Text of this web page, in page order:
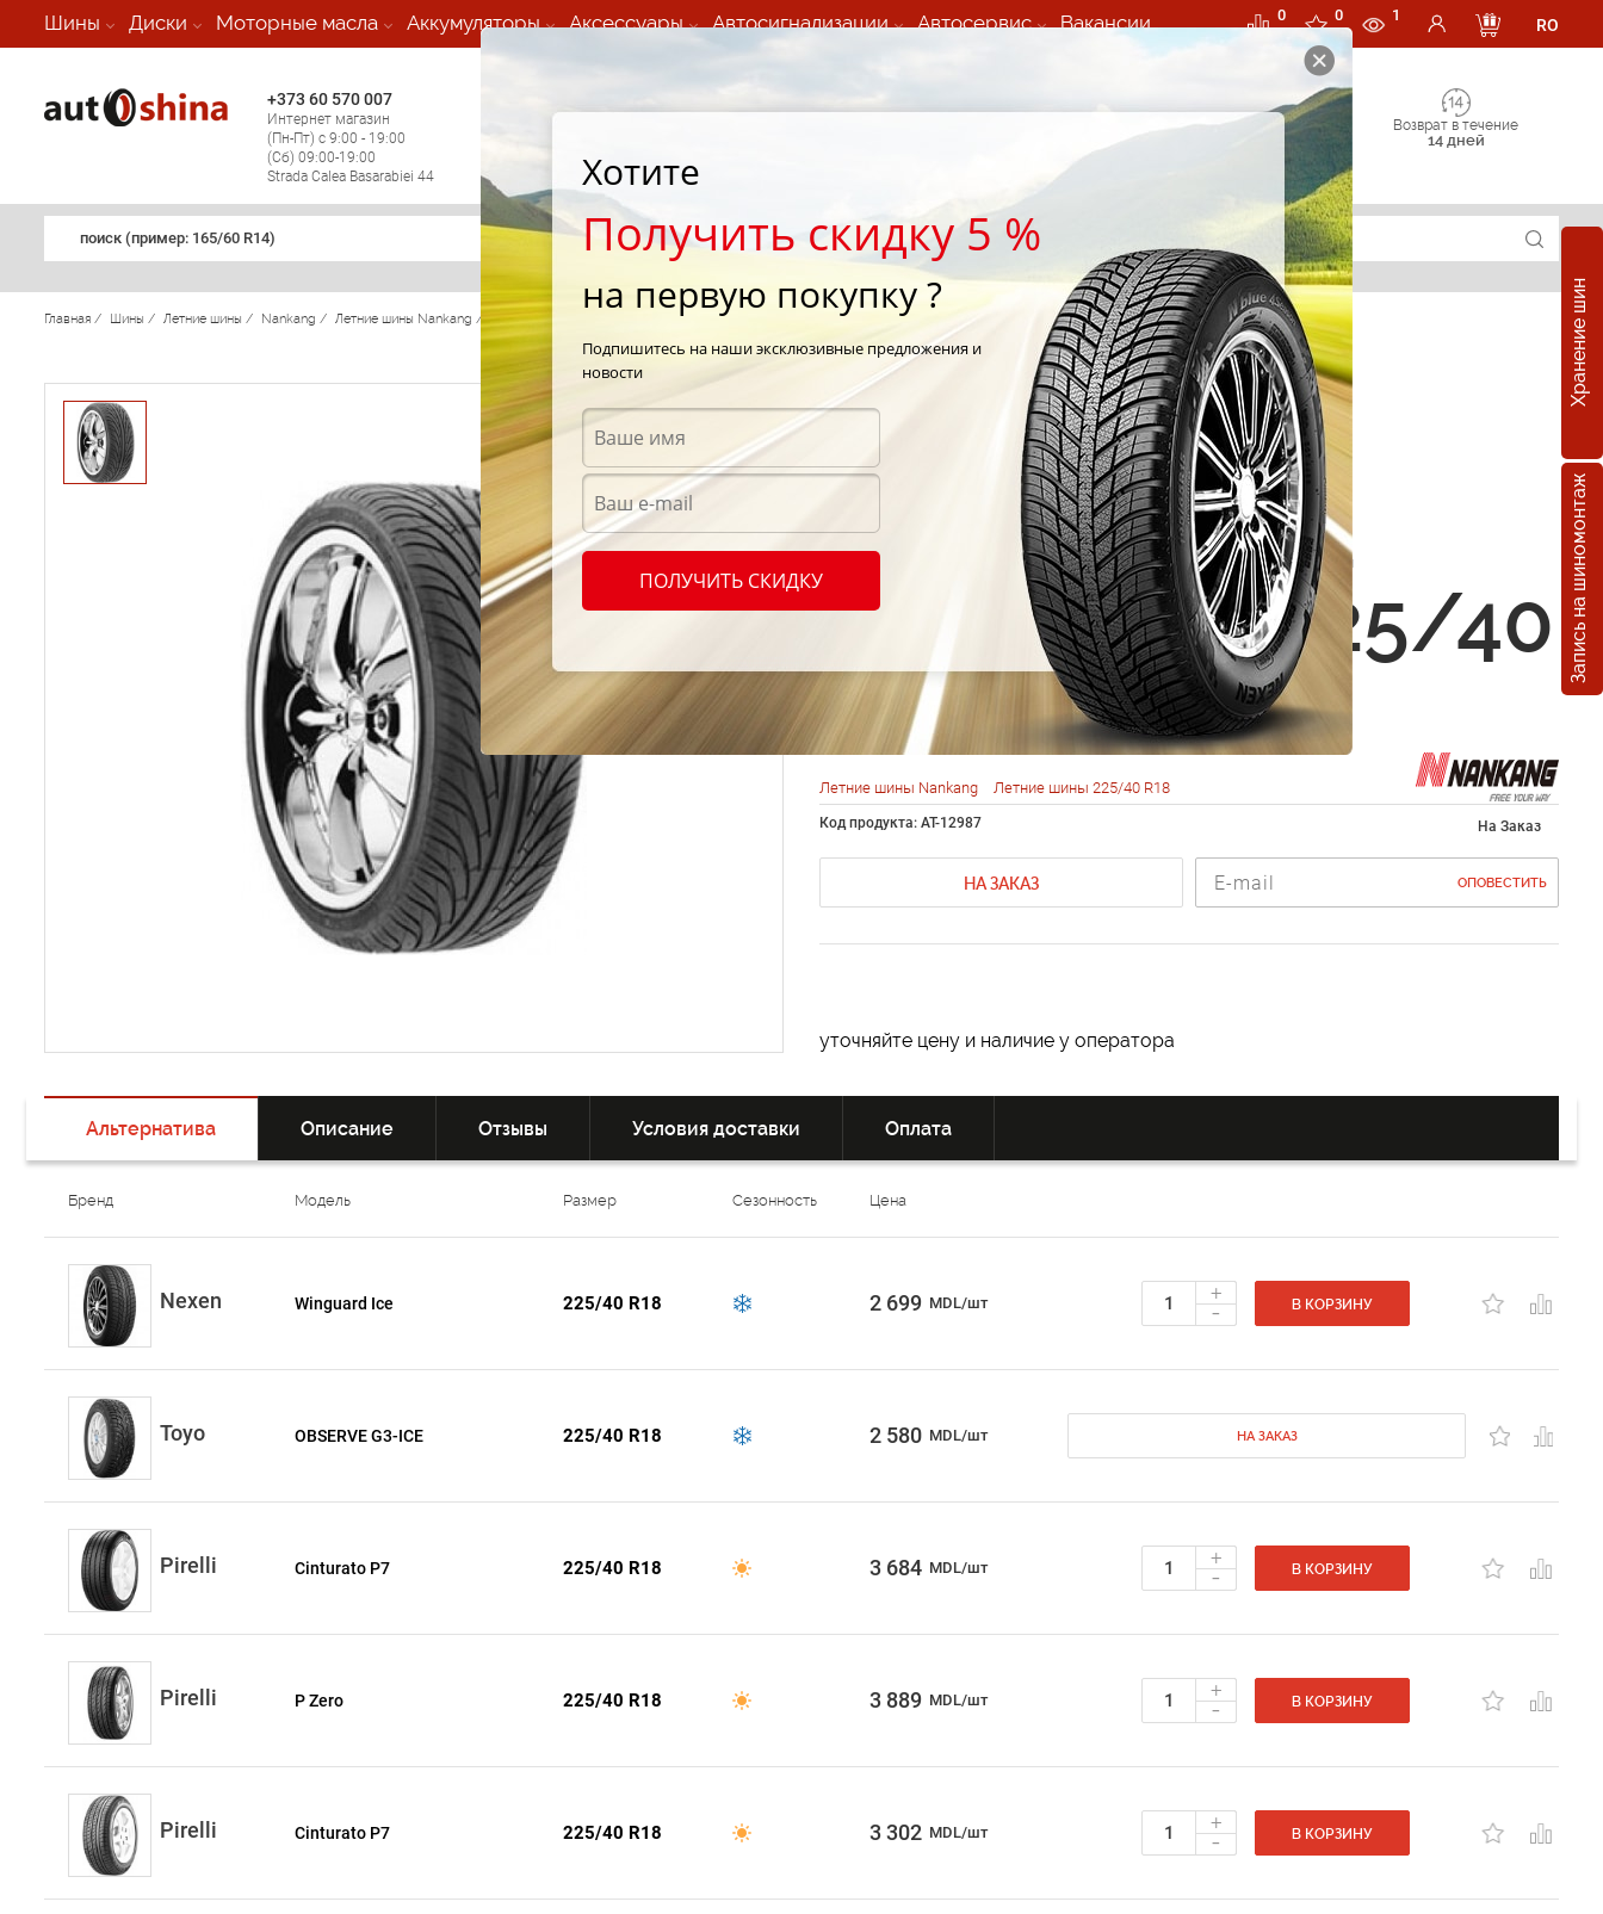
Шины Диски Моторные масла Аккумуляторы Аксессуары Автосигнализации Автосервис Вакансии 0 0 1
RO
+373 60 570 007
Интернет магазин
(Пн-Пт) с 9:00 - 19:00
(Сб) 09:00-19:00
Strada Calea Basarabiei 44
Мобильный шиномонтаж 24/7
Возврат в течение
14 дней
поиск (примеp: 165/60 R14)
Хранение шин
Запись на шиномонтаж
Главная / Шины / Летние шины / Nankang / Летние шины Nankang / NS2 Ultra Sport Nankang NS2 Ultra Sport 225/40 R18 92W
Летние шины
Nankang NS2
Ultra Sport 225/40
R18 92W
Летние шины Nankang Летние шины 225/40 R18
Код продукта: AT-12987 На Заказ
НА ЗАКАЗ ОПОВЕСТИТЬ
уточняйте цену и наличие у оператора
Альтернатива Описание Отзывы Условия доставки Оплата
Бренд Модель Размер Сезонность Цена
Nexen Winguard Ice 225/40 R18 2 699 MDL/шт +
- В КОРЗИНУ
Toyo OBSERVE G3-ICE 225/40 R18 2 580 MDL/шт НА ЗАКАЗ
Pirelli Cinturato P7 225/40 R18 3 684 MDL/шт +
- В КОРЗИНУ
Pirelli P Zero 225/40 R18 3 889 MDL/шт +
- В КОРЗИНУ
Pirelli Cinturato P7 225/40 R18 3 302 MDL/шт +
- В КОРЗИНУ
Хотите
Получить скидку 5 %
на первую покупку ?
Подпишитесь на наши эксклюзивные предложения и
новости
ПОЛУЧИТЬ СКИДКУ